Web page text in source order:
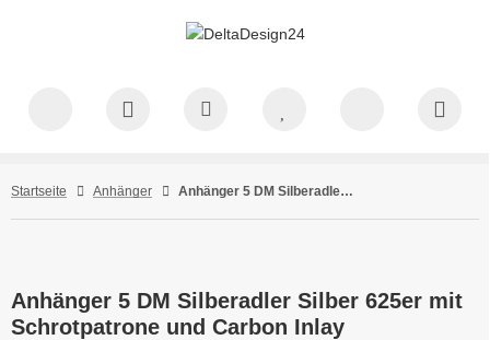
Startseite Anhänger Anhänger 5 DM Silberadler Silber 625er mit Schrotpatrone und Carbon Inlay
Anhänger 5 DM Silberadler Silber 625er mit
Schrotpatrone und Carbon Inlay